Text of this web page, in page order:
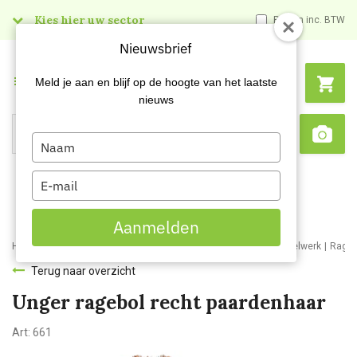
Kies hier uw sector Prijzen inc. BTW
Search
Menu
Home Webshop Schoonmaakartikelen Bezemwerk en borstelwerk
Terug naar overzicht
Unger ragebol recht paardenhaar
Art: 661
Nieuwsbrief
Meld je aan en blijf op de hoogte van het laatste
nieuws
Type
your
name
Type
your
email
Aanmelden